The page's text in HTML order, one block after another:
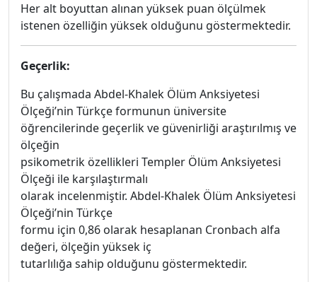
Her alt boyuttan alınan yüksek puan ölçülmek
istenen özelliğin yüksek olduğunu göstermektedir.
Geçerlik:
Bu çalışmada Abdel-Khalek Ölüm Anksiyetesi
Ölçeği’nin Türkçe formunun üniversite
öğrencilerinde geçerlik ve güvenirliği araştırılmış ve
ölçeğin
psikometrik özellikleri Templer Ölüm Anksiyetesi
Ölçeği ile karşılaştırmalı
olarak incelenmiştir. Abdel-Khalek Ölüm Anksiyetesi
Ölçeği’nin Türkçe
formu için 0,86 olarak hesaplanan Cronbach alfa
değeri, ölçeğin yüksek iç
tutarlılığa sahip olduğunu göstermektedir.